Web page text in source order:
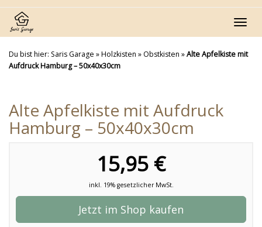
Skip
main
content
Du bist hier: Saris Garage »Holzkisten » Obstkisten »Alte Apfelkiste mit
Aufdruck Hamburg – 50x40x30cm
Alte Apfelkiste mit Aufdruck
Hamburg – 50x40x30cm
15,95 €
inkl. 19% gesetzlicher MwSt.
Jetzt im Shop kaufen